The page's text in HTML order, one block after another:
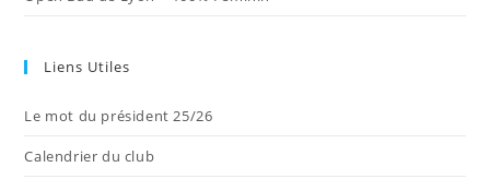
Liens Utiles
Le mot du président 25/26
Calendrier du club